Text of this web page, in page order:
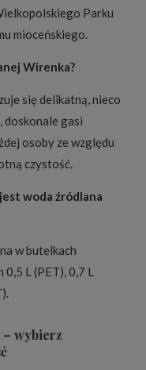
Parku
mioceńskiego.
Wirenka?
się delikatną, nieco
doskonale gasi
osoby ze względu
czystość.
woda źródlana
w butelkach
L (PET), 0,7 L
– wybierz